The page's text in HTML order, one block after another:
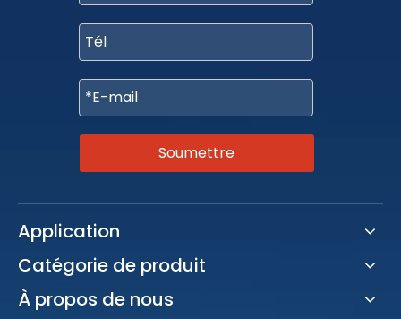
Soumettre
Application
Catégorie de produit
À propos de nous